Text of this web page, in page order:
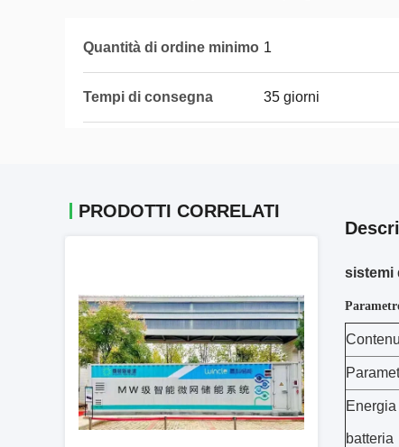
Quantità di ordine minimo 1
Tempi di consegna 35 giorni
PRODOTTI CORRELATI
sistemi
batteria